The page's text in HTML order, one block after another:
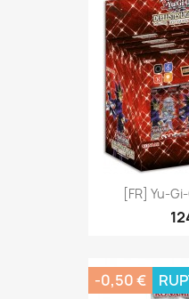
[FR] Yu-
-0,50 €